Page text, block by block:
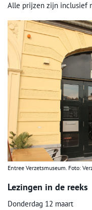
Alle prijzen zijn inclusief
Entree Verzetsmuseum. Foto:
Lezingen in de reeks
Donderdag 12 maart